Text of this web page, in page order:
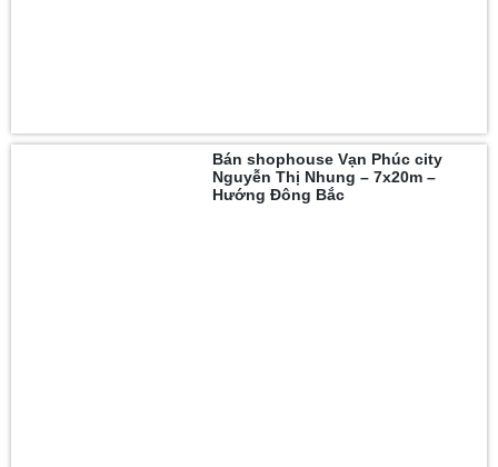
Bán shophouse Vạn Phúc city
Nguyễn Thị Nhung – 7x20m –
Hướng Đông Bắc